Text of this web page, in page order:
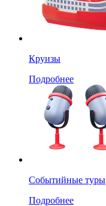
Круизы
Подробнее
Событийные туры
Подробнее